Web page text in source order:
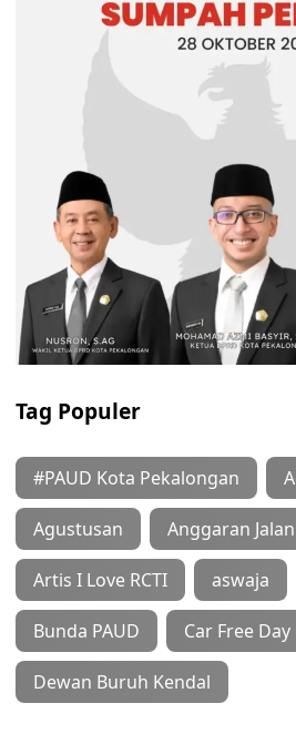
Tag Populer
#PAUD Kota Pekalongan
Agustusan Anggaran
Artis I Love RCTI aswaja
Bunda PAUD Car Free
Dewan Buruh Kendal